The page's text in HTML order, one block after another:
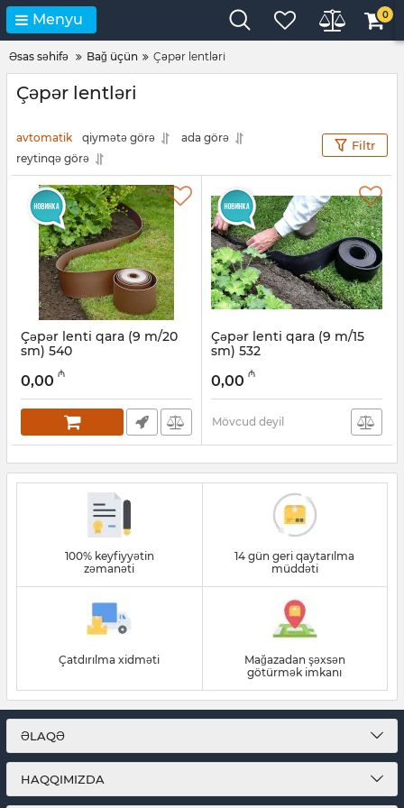
Menyu 0
Əsas səhifə Bağ üçün Çəpər lentləri
Çəpər lentləri
avtomatik qiymətə görə
ada görə
reytinqə görə
Filtr
Çəpər lenti qara (9 m/20
sm) 540
017007094
0,00 ₼
Çəpər lenti qara (9 m/15
sm) 532
017007093
0,00 ₼
Mövcud deyil
100% keyfiyyətin
zəmanəti
14 gün geri qaytarılma
müddəti
Çatdırılma xidməti
Mağazadan şəxsən
götürmək imkanı
ƏLAQƏ
HAQQIMIZDA